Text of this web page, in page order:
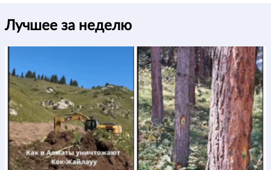
Лучшее за неделю